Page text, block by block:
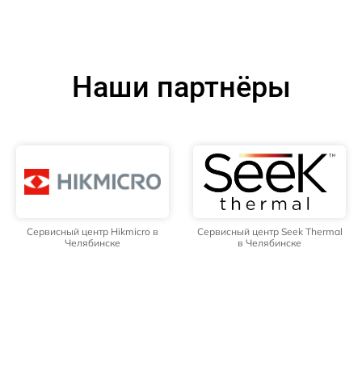
Наши партнёры
Сервисный центр Hikmicro в
Челябинске
Сервисный центр Seek Thermal
в Челябинске